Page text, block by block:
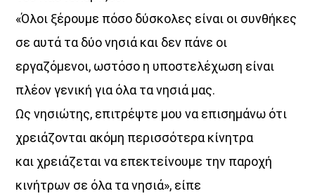
«Όλοι ξέρουμε πόσο δύσκολες είναι οι συνθήκες
σε αυτά τα δύο νησιά και δεν πάνε οι
εργαζόμενοι, ωστόσο η υποστελέχωση είναι
πλέον γενική για όλα τα νησιά μας.
Ως νησιώτης, επιτρέψτε μου να επισημάνω ότι
χρειάζονται ακόμη περισσότερα κίνητρα
και χρειάζεται να επεκτείνουμε την παροχή
κινήτρων σε όλα τα νησιά», είπε